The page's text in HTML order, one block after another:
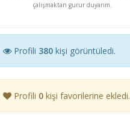
çalışmaktan gurur duyarım.
Profili 380 kişi görüntüledi.
Profili 0 kişi favorilerine ekledi.